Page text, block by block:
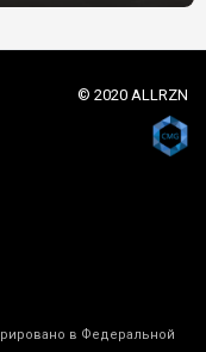
в Федеральной
© 2020 ALLRZN